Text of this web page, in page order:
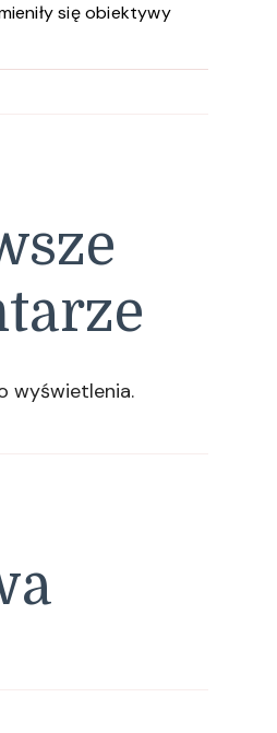
się obiektywy
wyświetlenia.